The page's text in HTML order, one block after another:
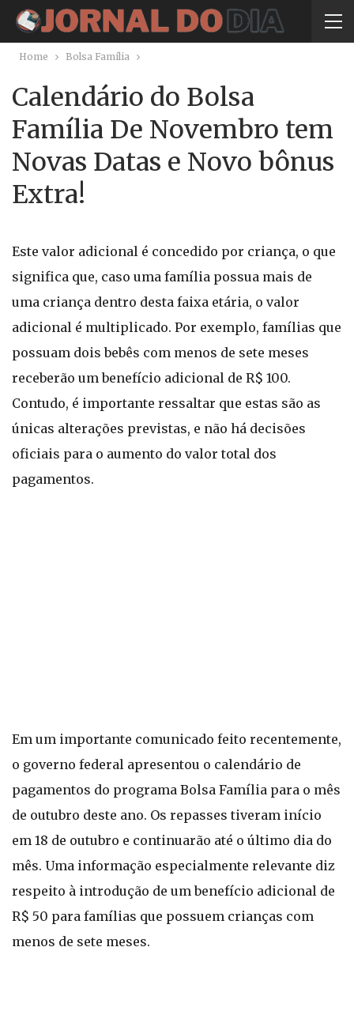
Home Bolsa Família
Calendário do Bolsa
Família De Novembro tem
Novas Datas e Novo bônus
Extra!
Este valor adicional é concedido por criança, o que
significa que, caso uma família possua mais de
uma criança dentro desta faixa etária, o valor
adicional é multiplicado. Por exemplo, famílias que
possuam dois bebês com menos de sete meses
receberão um benefício adicional de R$ 100.
Contudo, é importante ressaltar que estas são as
únicas alterações previstas, e não há decisões
oficiais para o aumento do valor total dos
pagamentos.
Em um importante comunicado feito recentemente,
o governo federal apresentou o calendário de
pagamentos do programa Bolsa Família para o mês
de outubro deste ano. Os repasses tiveram início
em 18 de outubro e continuarão até o último dia do
mês. Uma informação especialmente relevante diz
respeito à introdução de um benefício adicional de
R$ 50 para famílias que possuem crianças com
menos de sete meses.